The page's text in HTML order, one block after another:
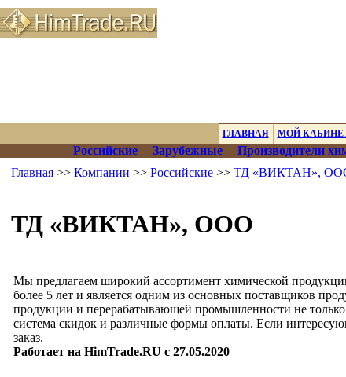
ГЛАВНАЯ МОЙ
Российские| Зарубежные| Производители
Главная>> Компании >> Российские>> ТД «ВИКТАН»,
ТД «ВИКТАН», ООО
Мы предлагаем широкий ассортимент химической
более 5 лет и является одним из основных поставщиков
продукции и перерабатывающей промышленности не только
система скидок и различные формы оплаты. Если
заказ.
Работает на HimTrade.RU с 27.05.2020